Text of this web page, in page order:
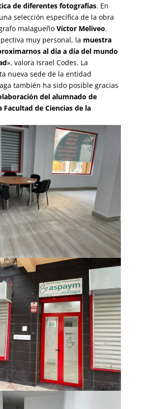
de diferentes fotografías. En
selección específica de la obra
malagueño Víctor Meliveo.
muy personal, la muestra
al día a día del mundo
», valora Israel Codes. La
nueva sede de la entidad
también ha sido posible gracias
del alumnado de
de Ciencias de la